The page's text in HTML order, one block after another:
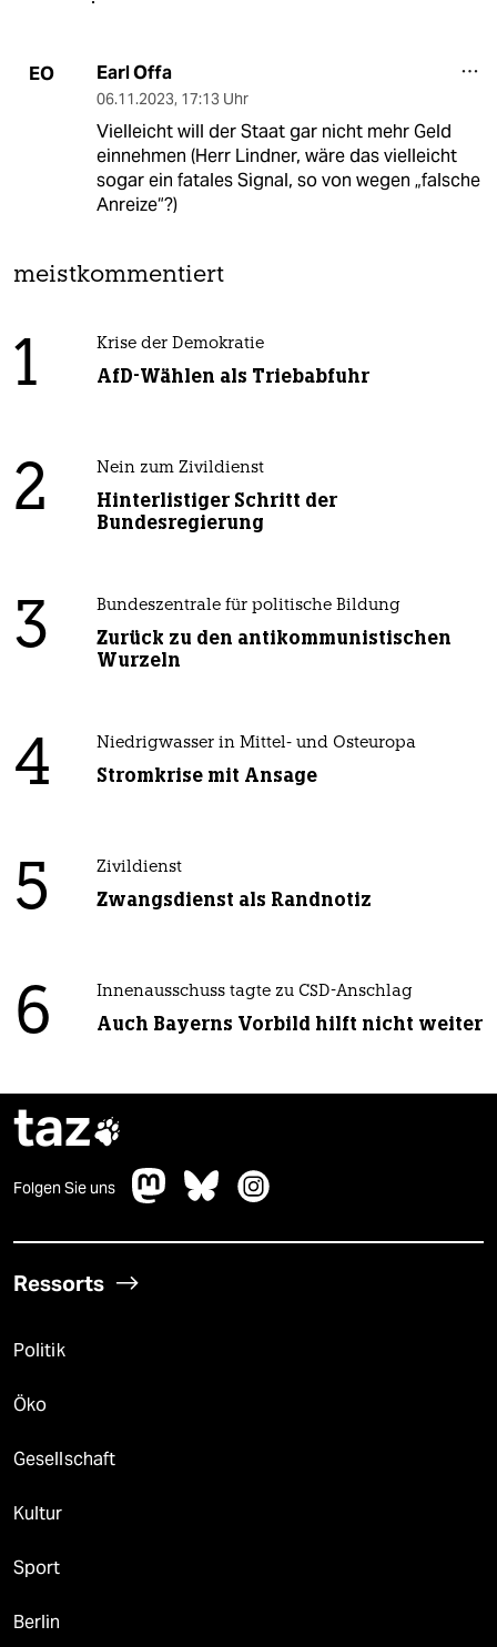
EO Earl Offa
06.11.2023, 17:13 Uhr
Vielleicht will der Staat gar nicht mehr Geld
einnehmen (Herr Lindner, wäre das vielleicht
sogar ein fatales Signal, so von wegen „falsche
Anreize“?)
meistkommentiert
1 Krise der Demokratie
AfD-Wählen als Triebabfuhr
2 Nein zum Zivildienst
Hinterlistiger Schritt der
Bundesregierung
3 Bundeszentrale für politische Bildung
Zurück zu den antikommunistischen
Wurzeln
4 Niedrigwasser in Mittel- und Osteuropa
Stromkrise mit Ansage
5 Zivildienst
Zwangsdienst als Randnotiz
6 Innenausschuss tagte zu CSD-Anschlag
Auch Bayerns Vorbild hilft nicht weiter
taz
Folgen Sie uns
Ressorts
Politik
Öko
Gesellschaft
Kultur
Sport
Berlin